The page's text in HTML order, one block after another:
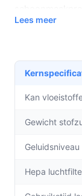
ruimte
Zakloos
maakt het
Lees meer
Kan
Gewicht
Geluidsniveau
Hepa